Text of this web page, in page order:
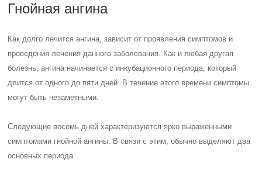
Гнойная ангина
Как долго лечится ангина, зависит от проявления симптомов и
проведения лечения данного заболевания. Как и любая другая
болезнь, ангина начинается с инкубационного периода, который
длится от одного до пяти дней. В течение этого времени симптомы
могут быть незаметными.
Следующие восемь дней характеризуются ярко выраженными
симптомами гнойной ангины. В связи с этим, обычно выделяют два
основных периода.